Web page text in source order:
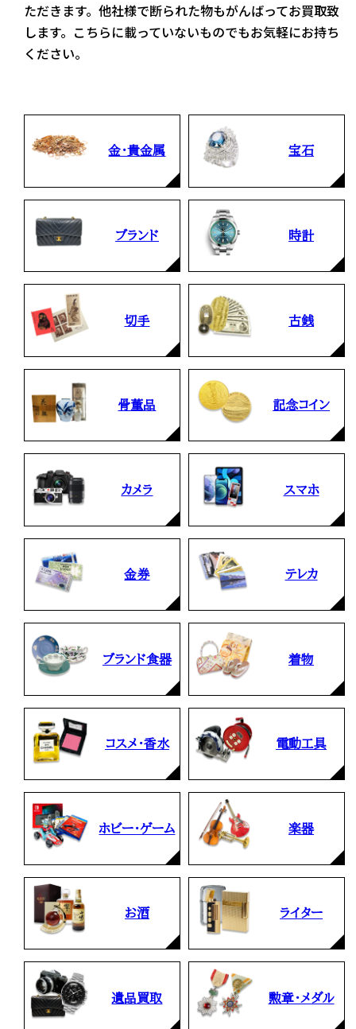
ただきます。他社様で断られた物もがんばってお買取致
します。こちらに載っていないものでもお気軽にお持ち
ください。
金・貴金属 宝石
ブランド 時計
切手 古銭
骨董品 記念コイン
カメラ スマホ
金券 テレカ
ブランド食器 着物
コスメ・香水 電動工具
ホビー・ゲーム 楽器
お酒 ライター
遺品買取 勲章・メダル